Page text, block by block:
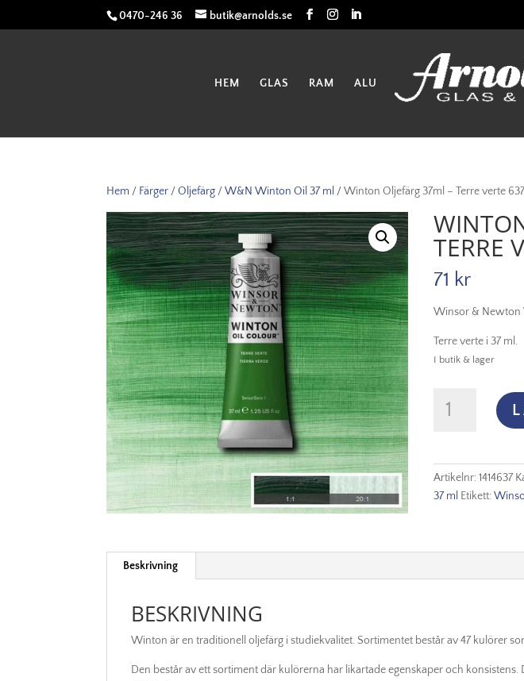
0470-246 36 butik@arnolds.se
HEM GLAS RAM ALU
Hem / Färger /Oljefärg /W&N Winton Oil 37 ml / Winton Oljefärg 37ml – Terre verte
TERRE
71 kr
Winsor & Newton
Terre verte i 37 ml.
I butik & lager
Oljefärg
Artikelnr:1414637
37 ml Etikett:
Beskrivning
BESKRIVNING
Winton är en traditionell oljefärg i studiekvalitet. Sortimentet består av 47 kulörer
Den består av ett sortiment där kulörerna har likartade egenskaper och